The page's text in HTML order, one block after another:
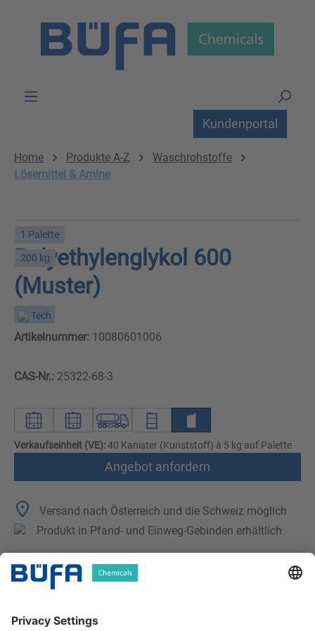
Kundenportal
Home Produkte A-Z
Waschrohstoffe
Lösemittel & Amine
1 Palette
200 kg
Polyethylenglykol 600
(Muster)
Tech
Artikelnummer: 10080601006
CAS-Nr.: 25322-68-3
Verkaufseinheit (VE):40 Kanister (Kunststoff) à 5 kg auf Palette
Angebot anfordern
Versand nach Österreich und die Schweiz möglich
Produkt in Pfand- und Einweg-Gebinden erhältlich
Technische Merkmale